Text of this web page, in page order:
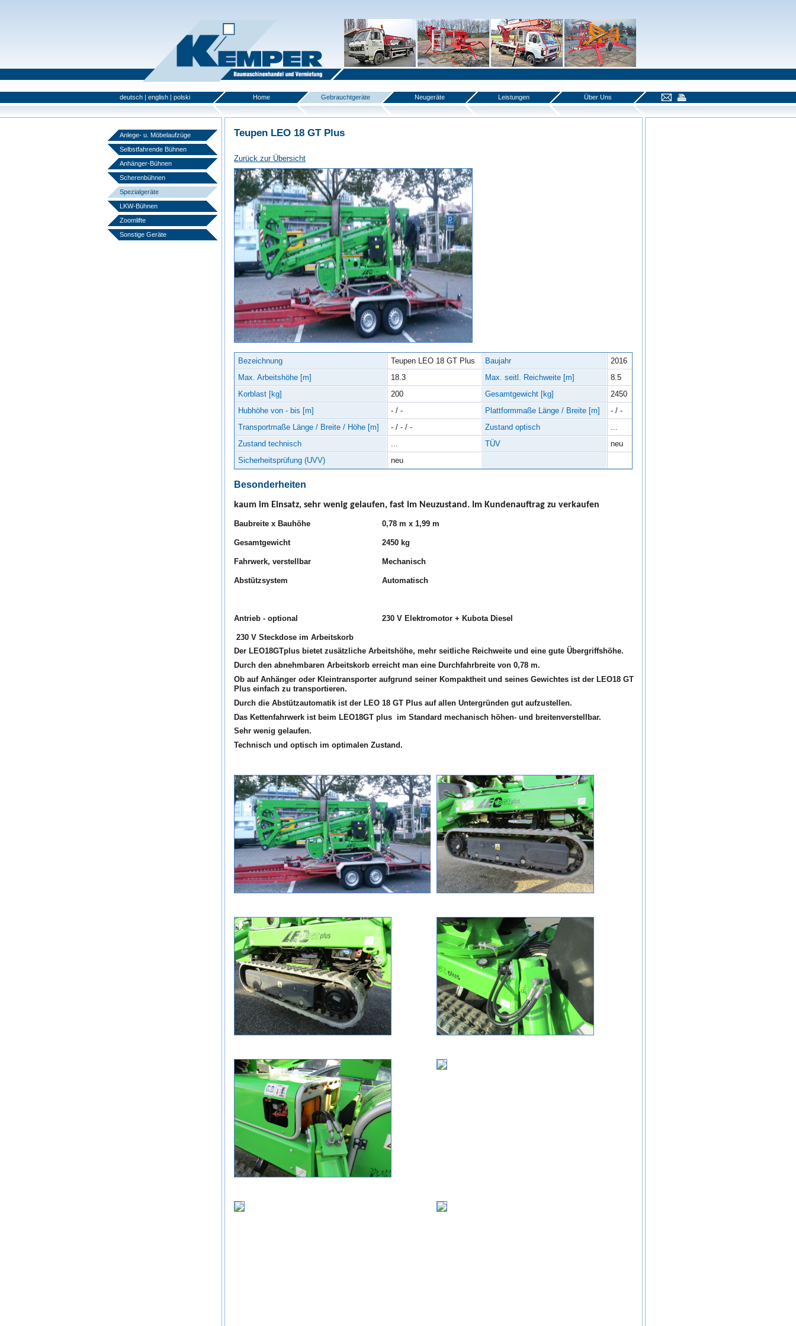
deutsch | english | polski Home Gebrauchtgeräte Neugeräte Leistungen Über Uns
Anlege- u. Möbelaufzüge
Selbstfahrende Bühnen
Anhänger-Bühnen
Scherenbühnen
Spezialgeräte
LKW-Bühnen
Zoomlifte
Sonstige Geräte
Teupen LEO 18 GT Plus
Zurück zur Übersicht
Bezeichnung Teupen LEO 18 GT Plus Baujahr
2016
Max. Arbeitshöhe [m]
18.3 Max. seitl. Reichweite [m]
8.5
Korblast [kg]
200 Gesamtgewicht [kg]
2450
Hubhöhe von - bis [m]
- / - Plattformmaße Länge / Breite [m]
- / -
Transportmaße Länge / Breite / Höhe [m]
- / - / - Zustand optisch
Zustand technisch
TÜV
neu
Sicherheitsprüfung (UVV)
neu
Besonderheiten
kaum im Einsatz, sehr wenig gelaufen, fast im Neuzustand. Im Kundenauftrag zu verkaufen
Baubreite x Bauhöhe 0,78 m x 1,99 m
Gesamtgewicht 2450 kg
Fahrwerk, verstellbar Mechanisch
Abstützsystem Automatisch
Antrieb - optional 230 V Elektromotor + Kubota Diesel
230 V Steckdose im Arbeitskorb
Der LEO18GTplus bietet zusätzliche Arbeitshöhe, mehr seitliche Reichweite und eine gute Übergriffshöhe.
Durch den abnehmbaren Arbeitskorb erreicht man eine Durchfahrbreite von 0,78 m.
Ob auf Anhänger oder Kleintransporter aufgrund seiner Kompaktheit und seines Gewichtes ist der LEO18 GT
Plus einfach zu transportieren.
Durch die Abstützautomatik ist der LEO 18 GT Plus auf allen Untergründen gut aufzustellen.
Das Kettenfahrwerk ist beim LEO18GT plus im Standard mechanisch höhen- und breitenverstellbar.
Sehr wenig gelaufen.
Technisch und optisch im optimalen Zustand.